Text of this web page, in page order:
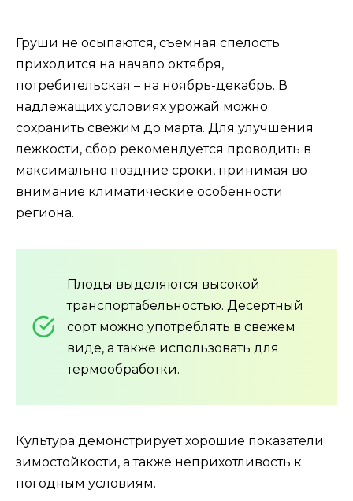
Груши не осыпаются, съемная спелость
приходится на начало октября,
потребительская – на ноябрь-декабрь. В
надлежащих условиях урожай можно
сохранить свежим до марта. Для улучшения
лежкости, сбор рекомендуется проводить в
максимально поздние сроки, принимая во
внимание климатические особенности
региона.
Плоды выделяются высокой
транспортабельностью. Десертный
сорт можно употреблять в свежем
виде, а также использовать для
термообработки.
Культура демонстрирует хорошие показатели
зимостойкости, а также неприхотливость к
погодным условиям.